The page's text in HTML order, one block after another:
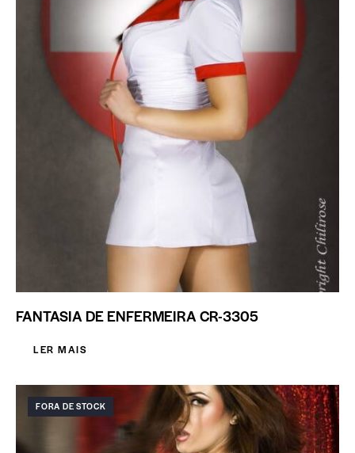
FANTASIA DE ENFERMEIRA CR-3305
LER MAIS
FORA DE STOCK